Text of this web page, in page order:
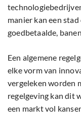
manier kan een
goedbetaalde,
Een algemene
elke vorm van
vergeleken worden
regelgeving kan dit
een markt vol